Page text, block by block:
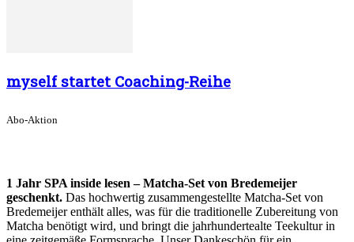
myself startet Coaching-Reihe
Abo-Aktion
1 Jahr SPA inside lesen – Matcha-Set von Bredemeijer
geschenkt. Das hochwertig zusammengestellte Matcha-Set von
Bredemeijer enthält alles, was für die traditionelle Zubereitung von
Matcha benötigt wird, und bringt die jahrhundertealte Teekultur in